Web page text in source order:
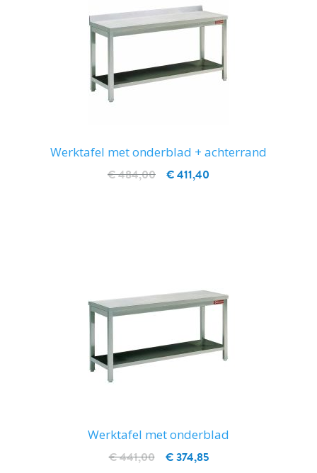
Werktafel met onderblad + achterrand
€ 411,40
€ 484,00
Werktafel met onderblad
€ 374,85
€ 441,00